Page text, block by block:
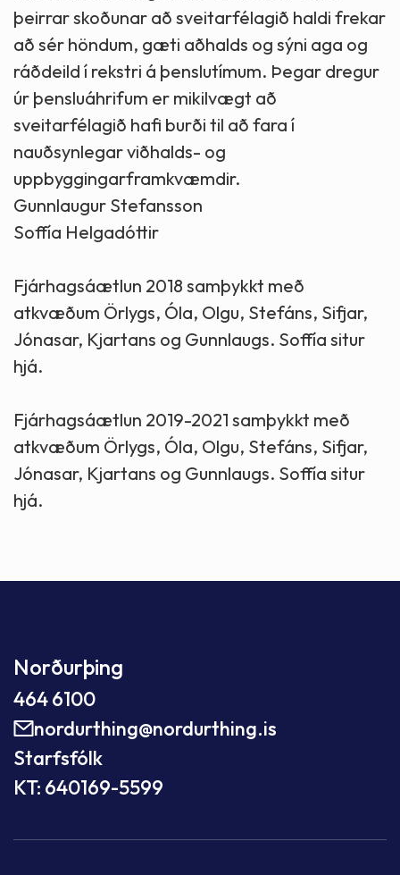
þeirrar skoðunar að sveitarfélagið haldi frekar
að sér höndum, gæti aðhalds og sýni aga og
ráðdeild í rekstri á þenslutímum. Þegar dregur
úr þensluáhrifum er mikilvægt að
sveitarfélagið hafi burði til að fara í
nauðsynlegar viðhalds- og
uppbyggingarframkvæmdir.
Gunnlaugur Stefansson
Soffía Helgadóttir
Fjárhagsáætlun 2018 samþykkt með
atkvæðum Örlygs, Óla, Olgu, Stefáns, Sifjar,
Jónasar, Kjartans og Gunnlaugs. Soffía situr
hjá.
Fjárhagsáætlun 2019-2021 samþykkt með
atkvæðum Örlygs, Óla, Olgu, Stefáns, Sifjar,
Jónasar, Kjartans og Gunnlaugs. Soffía situr
hjá.
Norðurþing
464 6100
nordurthing@nordurthing.is
Starfsfólk
KT: 640169-5599